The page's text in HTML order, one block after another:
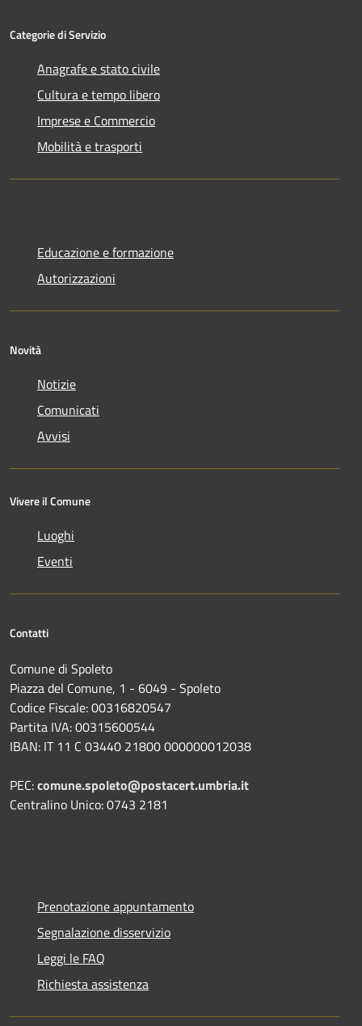
Categorie di Servizio
Anagrafe e stato civile
Cultura e tempo libero
Imprese e Commercio
Mobilità e trasporti
Educazione e formazione
Autorizzazioni
Novità
Notizie
Comunicati
Avvisi
Vivere il Comune
Luoghi
Eventi
Contatti
Comune di Spoleto
Piazza del Comune, 1 - 6049 - Spoleto
Codice Fiscale: 00316820547
Partita IVA: 00315600544
IBAN: IT 11 C 03440 21800 000000012038
PEC:comune.spoleto@postacert.umbria.it
Centralino Unico: 0743 2181
Prenotazione appuntamento
Segnalazione disservizio
Leggi le FAQ
Richiesta assistenza